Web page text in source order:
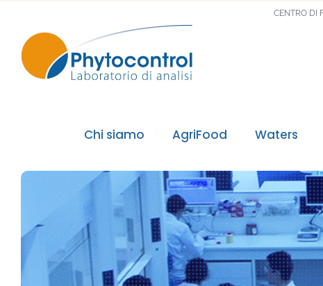
CENTRO DI
Chi siamo
Il Gruppo Phytocontrol
I nostri valori, la nostra missione
I nostri accreditamenti
I nostri riconoscimenti qualità
AgriFood Waters